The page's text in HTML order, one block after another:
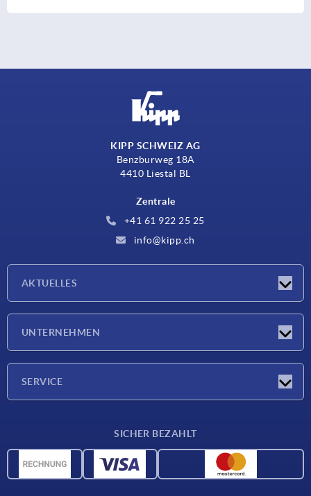
KIPP SCHWEIZ AG
Benzburweg 18A
4410 Liestal BL
Zentrale
+41 61 922 25 25
info@kipp.ch
AKTUELLES
UNTERNEHMEN
SERVICE
CAD-Daten
SICHER BEZAHLT